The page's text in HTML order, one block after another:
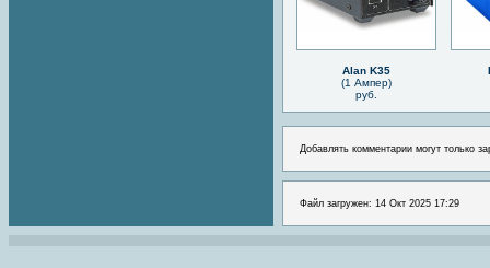
Alan K35
(1 Ампер)
руб.
Добавлять комментарии могут только
Файл загружен: 14 Окт 2025 17:29